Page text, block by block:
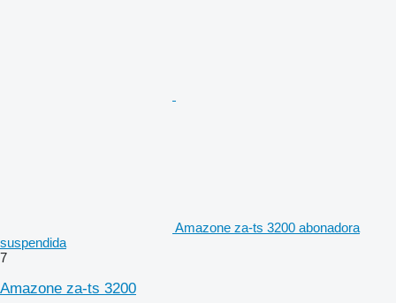
Amazone za-ts 3200 abonadora
suspendida
7
Amazone za-ts 3200